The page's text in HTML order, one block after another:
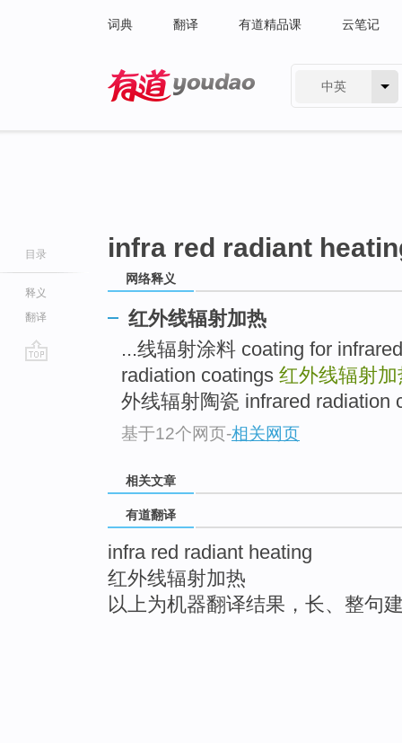
词典 翻译 有道精品课 云笔记
中英
目录
释义
翻译
infra red radiant
网络释义
红外线辐射加热
...线辐射涂料 coating for
radiation coatings 红外线辐射
外线辐射陶瓷 infrared radiation
基于12个网页-相关网页
相关文章
有道翻译
infra red radiant heating
红外线辐射加热
以上为机器翻译结果，长、整句